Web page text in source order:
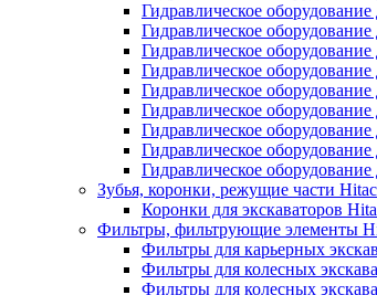
Гидравлическое
Гидравлическое
Гидравлическое
Гидравлическое
Гидравлическое
Гидравлическое
Гидравлическое
Гидравлическое
Гидравлическое
Зубья, коронки, режущие части
Коронки для экскаваторов
Фильтры, фильтрующие элементы
Фильтры для карьерных
Фильтры для колесных
Фильтры для колесных